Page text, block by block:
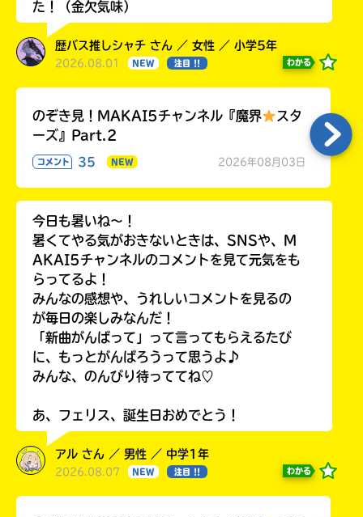
た！（金欠気味）
歴バス推しシャチ さん ／ 女性 ／ 小学5年
2026.08.01 NEW 注目 !! わかる
のぞき見！MAKAI5チャンネル『魔界
スタ
ーズ』Part.2
コメント 35 NEW 2026年08月03日
今日も暑いね〜！
暑くてやる気がおきないときは、SNSや、M
AKAI5チャンネルのコメントを見て元気をも
らってるよ！
みんなの感想や、うれしいコメントを見るの
が毎日の楽しみなんだ！
「新曲がんばって」って言ってもらえるたび
に、もっとがんばろうって思うよ♪
みんな、のんびり待っててね♡
あ、フェリス、誕生日おめでとう！
アル さん ／ 男性 ／ 中学1年
2026.08.07 NEW 注目 !! わかる